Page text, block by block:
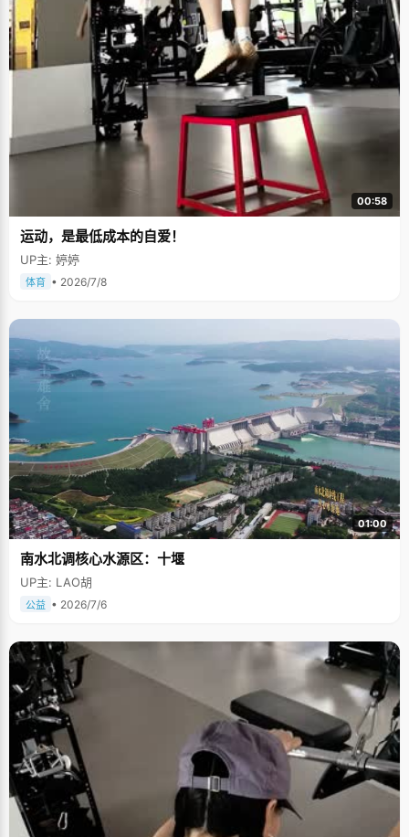
00:58
运动，是最低成本的自爱！
UP主: 婷婷
体育 • 2026/7/8
01:00
南水北调核心水源区：十堰
UP主: LAO胡
公益 • 2026/7/6